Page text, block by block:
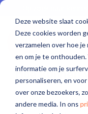
Deze website slaat
Deze cookies worden
verzamelen over hoe
en om je te
informatie om je
personaliseren, en
over onze bezoekers,
andere media. In ons
Skip
main
Op zoek naar
Software voor
De beste onboarding begint hier
Communicatie
Bereik zorgprofessionals met aandacht
Events
Kom langs en leer van elkaar
Waarom Sibi
De zorg nu en in de toekomst beschikbaar houden
Hoe kunnen
Sibi draagt graag bij